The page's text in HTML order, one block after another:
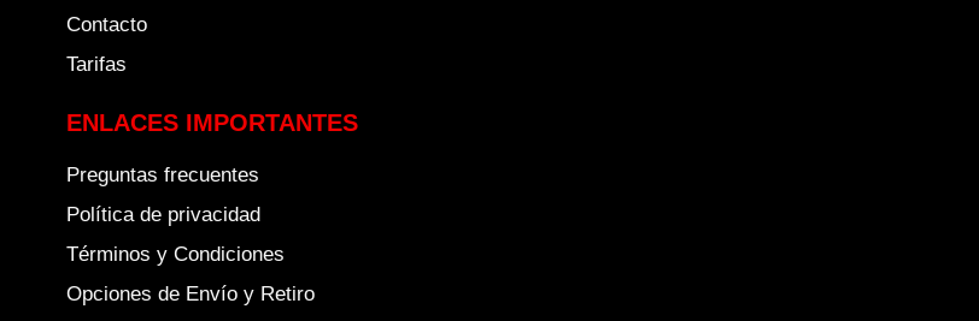
Contacto
Tarifas
ENLACES IMPORTANTES
Preguntas frecuentes
Política de privacidad
Términos y Condiciones
Opciones de Envío y Retiro